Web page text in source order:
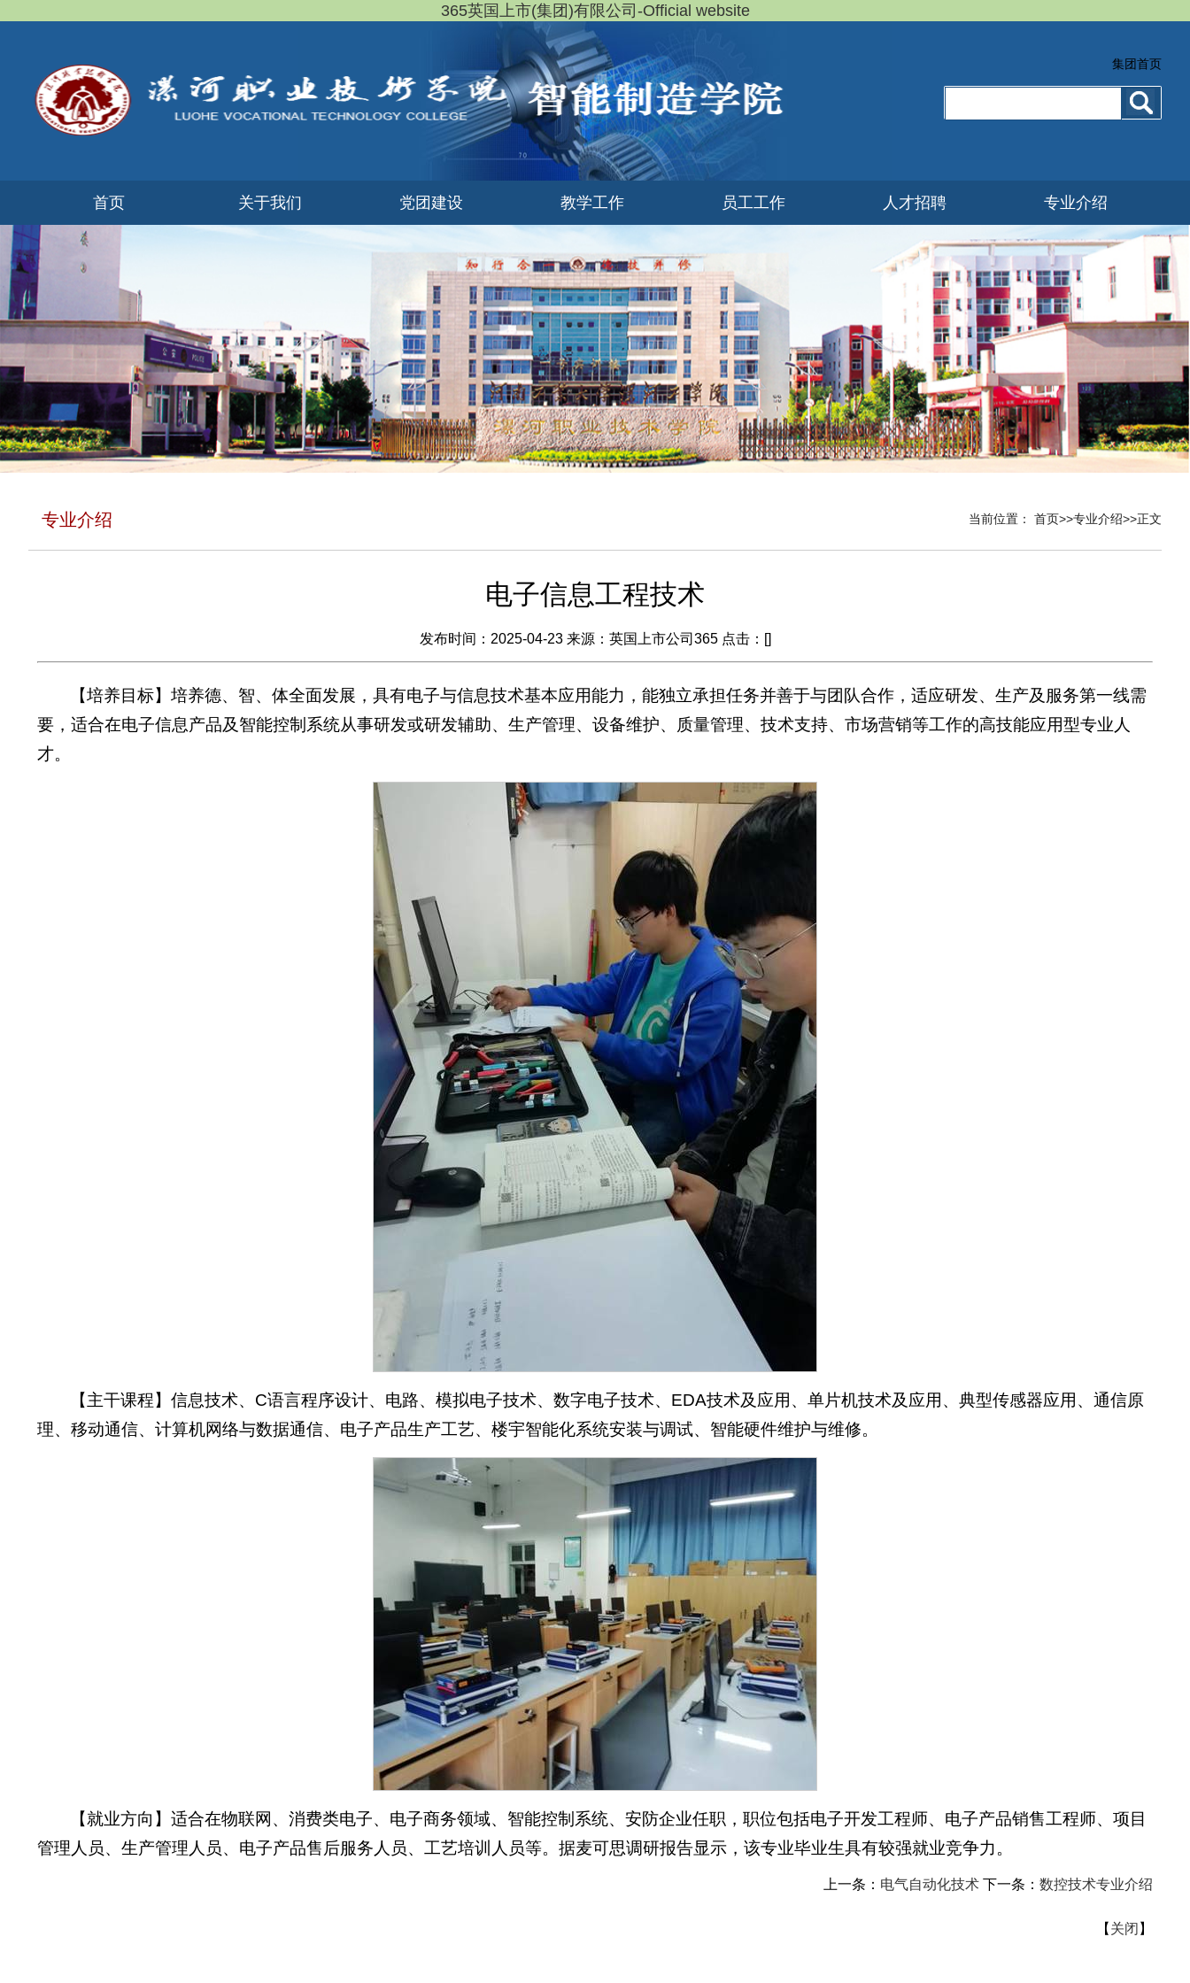
365英国上市(集团)有限公司-Official website
集团首页
首页 ​关于我们 党团建设 教学工作 员工工作 人才招聘 专业介绍
专业介绍 当前位置： 首页>>专业介绍>>正文
电子信息工程技术
发布时间：2025-04-23 来源：英国上市公司365 点击：[]
【培养目标】培养德、智、体全面发展，具有电子与信息技术基本应用能力，能独立承担任务并善于与团队合作，适应研发、生产及服务第一线需
要，适合在电子信息产品及智能控制系统从事研发或研发辅助、生产管理、设备维护、质量管理、技术支持、市场营销等工作的高技能应用型专业人
才。
【主干课程】信息技术、C语言程序设计、电路、模拟电子技术、数字电子技术、EDA技术及应用、单片机技术及应用、典型传感器应用、通信原
理、移动通信、计算机网络与数据通信、电子产品生产工艺、楼宇智能化系统安装与调试、智能硬件维护与维修。
【就业方向】适合在物联网、消费类电子、电子商务领域、智能控制系统、安防企业任职，职位包括电子开发工程师、电子产品销售工程师、项目
管理人员、生产管理人员、电子产品售后服务人员、工艺培训人员等。据麦可思调研报告显示，该专业毕业生具有较强就业竞争力。
上一条： 电气自动化技术 下一条： 数控技术专业介绍
【 关闭 】